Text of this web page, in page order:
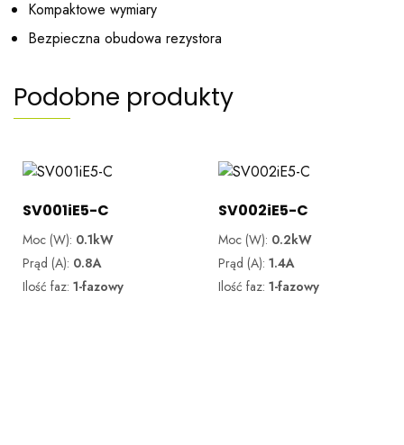
Kompaktowe wymiary
Bezpieczna obudowa rezystora
Podobne produkty
SV001iE5-C
Moc (W): 0.1kW
Prąd (A): 0.8A
Ilość faz: 1-fazowy
SV002iE5-C
Moc (W): 0.2kW
Prąd (A):1.4A
Ilość faz:1-fazowy